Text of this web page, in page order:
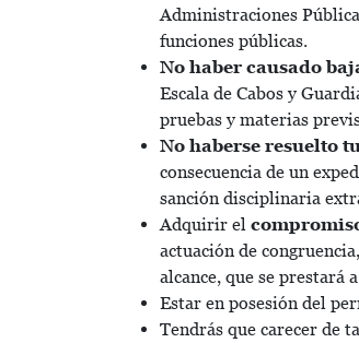
Administraciones
funciones públicas.
No haber causado
Escala de Cabos y
pruebas y materias
No haberse resuelto
consecuencia de un
sanción disciplinaria
Adquirir el
actuación de
alcance, que se prestará
Estar en posesión del
Tendrás que carecer de